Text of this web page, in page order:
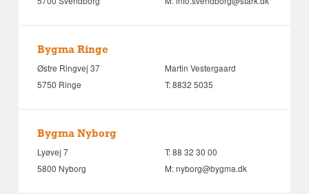
Bygma Ringe
Østre Ringvej 37
5750 Ringe
Martin Vestergaard
T:8832 5035
Bygma Nyborg
Lyøvej 7
5800 Nyborg
T:88 32 30 00
M:nyborg@bygma.dk